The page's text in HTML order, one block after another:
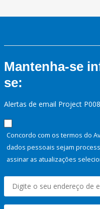
Mantenha-se
se:
Alertas de email Project
Concordo com os termos do
dados pessoais sejam
assinar as atualizações